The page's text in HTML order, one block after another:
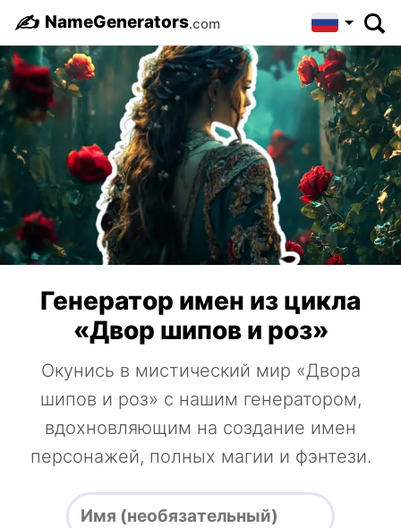
✍️ NameGenerators.com
Генератор имен из цикла
«Двор шипов и роз»
Окунись в мистический мир «Двора
шипов и роз» с нашим генератором,
вдохновляющим на создание имен
персонажей, полных магии и фэнтези.